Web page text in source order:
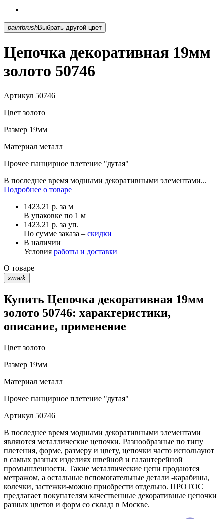
paintbrush Выбрать другой цвет
Цепочка декоративная 19мм
золото 50746
Артикул 50746
Цвет золото
Размер 19мм
Материал металл
Прочее панцирное плетение "дутая"
В последнее время модными декоративными элементами...
Подробнее о товаре
1423.21 р. за м
В упаковке по 1 м
1423.21 р. за уп.
По сумме заказа – скидки
В наличии
Условия работы и доставки
О товаре
xmark
Купить Цепочка декоративная 19мм
золото 50746: характеристики,
описание, применение
Цвет золото
Размер 19мм
Материал металл
Прочее панцирное плетение "дутая"
Артикул 50746
В последнее время модными декоративными элементами
являются металлические цепочки. Разнообразные по типу
плетения, форме, размеру и цвету, цепочки часто используют
в самых разных изделиях швейной и галантерейной
промышленности. Такие металлические цепи продаются
метражом, а остальные вспомогательные детали -карабины,
колечки, застежки-можно приобрести отдельно. ПРОТОС
предлагает покупателям качественные декоративные цепочки
разных цветов и форм со склада в Москве.